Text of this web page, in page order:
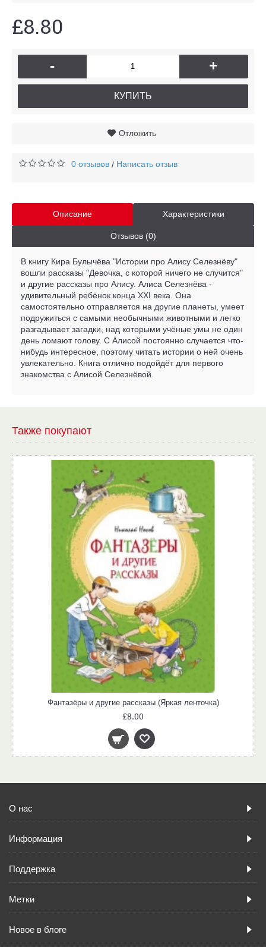
£8.80
- +
КУПИТЬ
Отложить
0 отзывов / Написать отзыв
Описание Характеристики
Отзывов (0)
В книгу Кира Булычёва "Истории про Алису Селезнёву"
вошли рассказы "Девочка, с которой ничего не случится"
и другие рассказы про Алису. Алиса Селезнёва -
удивительный ребёнок конца XXI века. Она
самостоятельно отправляется на другие планеты, умеет
подружиться с самыми необычными животными и легко
разгадывает загадки, над которыми учёные умы не один
день ломают голову. С Алисой постоянно случается что-
нибудь интересное, поэтому читать истории о ней очень
увлекательно. Книга отлично подойдёт для первого
знакомства с Алисой Селезнёвой.
Также покупают
Фантазёры и другие рассказы (Яркая ленточка)
£8.00
О нас
Информация
Поддержка
Метки
Новое в блоге